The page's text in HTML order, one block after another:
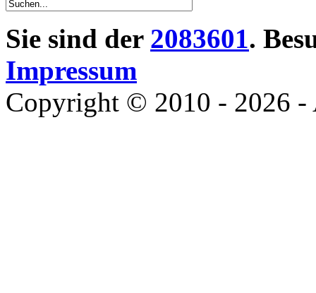
Sie sind der 2083601.
Impressum
Copyright © 2010 - 2026 -